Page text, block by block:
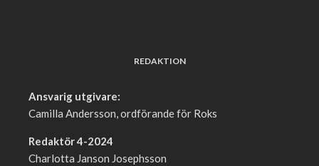
REDAKTION
Ansvarig utgivare:
Camilla Andersson, ordförande för Roks
Redaktör 4-2024
Charlotta Janson Josephsson